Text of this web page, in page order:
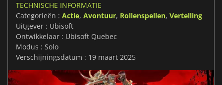
TECHNISCHE INFORMATIE
Categorieën : Actie, Avontuur, Rollenspellen, Vertelling
Uitgever : Ubisoft
Ontwikkelaar : Ubisoft Quebec
Modus : Solo
Verschijningsdatum : 19 maart 2025